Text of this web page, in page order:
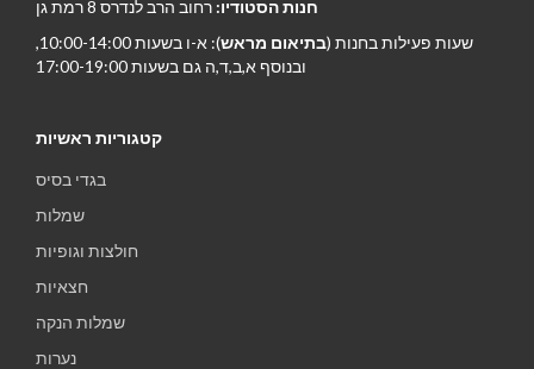
חנות הסטודיו: רחוב הרב לנדרס 8 רמת גן
שעות פעילות בחנות (בתיאום מראש
): א-ו בשעות 10:00-14:00,
ובנוסף א,ב,ד,ה גם בשעות 17:00-19:00
קטגוריות ראשיות
בגדי בסיס
שמלות
חולצות וגופיות
חצאיות
שמלות הנקה
נערות